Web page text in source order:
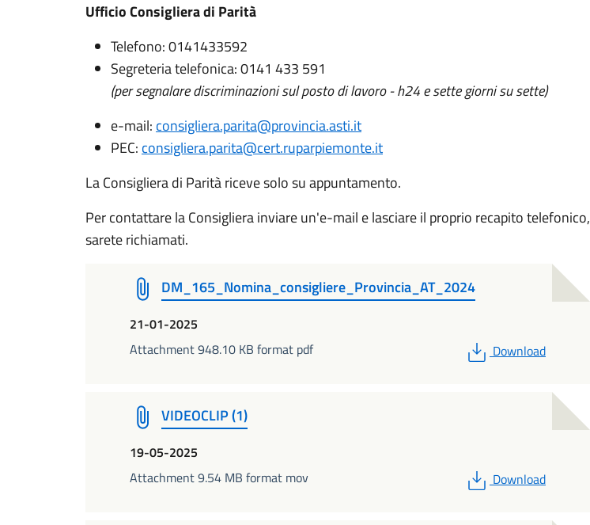
Ufficio Consigliera di Parità
Telefono: 0141433592
Segreteria telefonica: 0141 433 591
(per segnalare discriminazioni sul posto di lavoro - h24 e sette giorni su sette)
e-mail: consigliera.parita@provincia.asti.it
PEC: consigliera.parita@cert.ruparpiemonte.it
La Consigliera di Parità riceve solo su appuntamento.
Per contattare la Consigliera inviare un'e-mail e lasciare il proprio recapito telefonico,
sarete richiamati.
DM_165_Nomina_consigliere_Provincia_AT_2024
21-01-2025
Attachment 948.10 KB format pdf
PDF
Download
VIDEOCLIP (1)
19-05-2025
Attachment 9.54 MB format mov
PDF
Download